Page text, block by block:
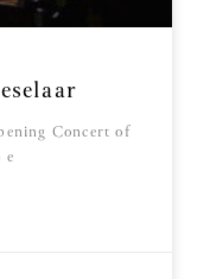
Concert of